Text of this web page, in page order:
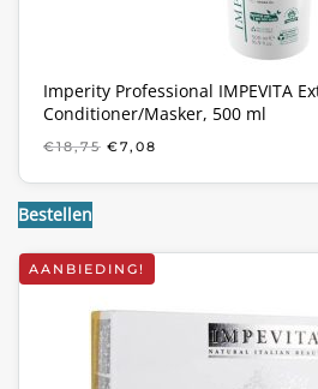
Imperity Professional IMPEVITA
Conditioner/Masker, 500 ml
€18,75 OORSPRONKELIJKE
WAS:
€7,08
IS:
Bestellen
AANBIEDING!